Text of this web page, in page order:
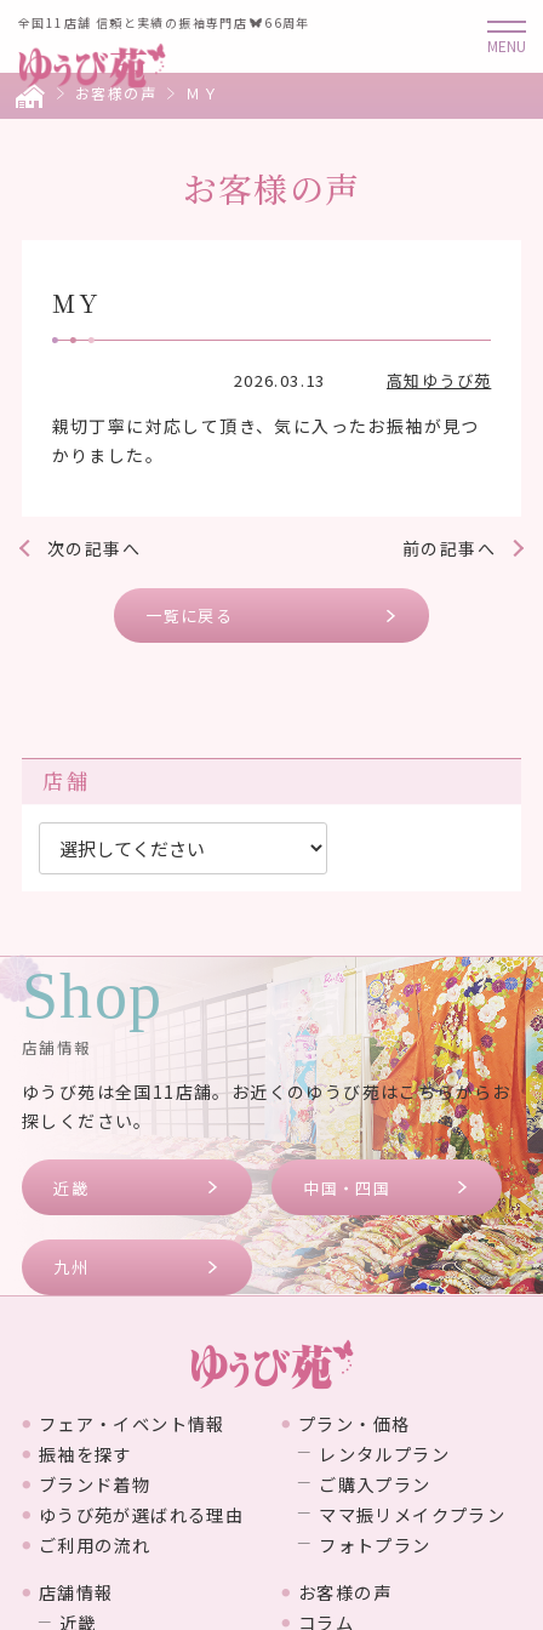
全国11店舗 信頼と実績の振袖専門店 66周年
お客様の声 ＭＹ
お客様の声
ＭＹ
2026.03.13 高知ゆうび苑
親切丁寧に対応して頂き、気に入ったお振袖が見つ
かりました。
前の記事へ
次の記事へ
一覧に戻る
店舗
Shop
店舗情報
ゆうび苑は全国11店舗。お近くのゆうび苑はこちらからお
探しください。
近畿 中国・四国
九州
フェア・イベント情報
振袖を探す
ブランド着物
ゆうび苑が選ばれる理由
ご利用の流れ
プラン・価格
レンタルプラン
ご購入プラン
ママ振リメイクプラン
フォトプラン
店舗情報
近畿
お客様の声
コラム